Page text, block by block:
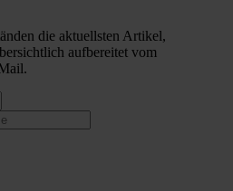
die aktuellsten Artikel,
aufbereitet vom